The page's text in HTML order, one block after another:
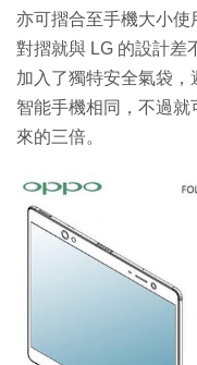
亦可摺合至手機大小使
對摺就與 LG 的設計差
加入了獨特安全氣袋
智能手機相同，不過
來的三倍。